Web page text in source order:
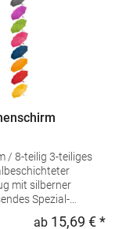
mit silberner
ab 15,69 € *